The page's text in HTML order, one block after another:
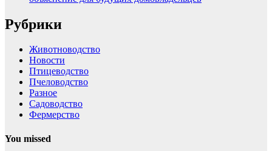
Рубрики
Животноводство
Новости
Птицеводство
Пчеловодство
Разное
Садоводство
Фермерство
You missed